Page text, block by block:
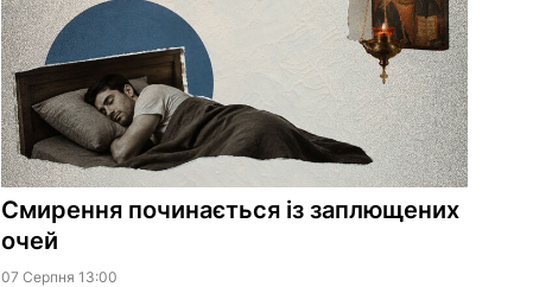
Смирення починається із заплющених
очей
07 Серпня 13:00